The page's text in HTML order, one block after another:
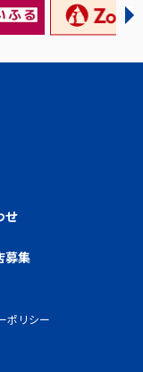
せ
募集
ポリシー